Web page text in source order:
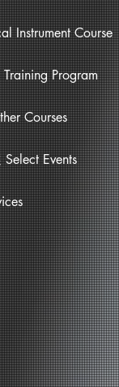
Instrument Course
Program
Courses
Events